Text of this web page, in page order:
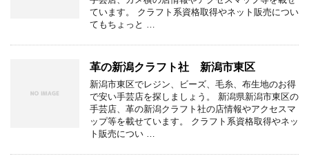
ています。 クラフト系資格取得やネット販売につい
てもちょっと …
革の新潟クラフト社 新潟市東区
新潟市東区でレジン、ビーズ、毛糸、布生地のお得
で安い手芸店を探しましょう。 新潟県新潟市東区の
手芸店、革の新潟クラフト社の店情報やアクセスマ
ップ等を載せています。 クラフト系資格取得やネッ
ト販売につい …